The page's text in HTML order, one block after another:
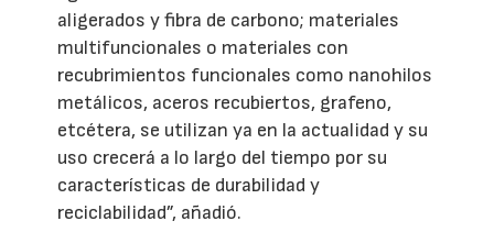
aligerados y fibra de carbono; materiales
multifuncionales o materiales con
recubrimientos funcionales como nanohilos
metálicos, aceros recubiertos, grafeno,
etcétera, se utilizan ya en la actualidad y su
uso crecerá a lo largo del tiempo por su
características de durabilidad y
reciclabilidad”, añadió.